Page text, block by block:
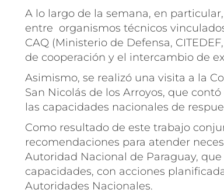
A lo largo de la semana, en
entre organismos técnicos
CAQ (Ministerio de Defensa,
de cooperación y el intercambio de
Asimismo, se realizó una visita a la
San Nicolás de los Arroyos, que
las capacidades nacionales de
Como resultado de este trabajo
recomendaciones para atender
Autoridad Nacional de Paraguay,
capacidades, con acciones
Autoridades Nacionales.